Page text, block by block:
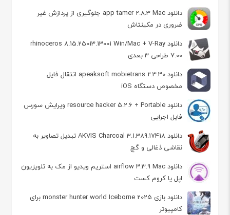
دانلود app tamer 2.8.3 Mac جلوگیری از پردازش‌ غیر
ضروری در مکینتاش
دانلود rhinoceros 8.15.25013.13001 Win/Mac + V-Ray
7.00 طراحی 3 بعدی
دانلود apeaksoft mobietrans 2.3.30 انتقال فایل
مخصوص دستگاه‌ iOS
دانلود resource hacker 5.2.6 + Portable ویرایش سورس
فایل اجرایی
دانلود AKVIS Charcoal 3.1.389.17418 تبدیل تصاویر به
نقاشی ذغالی و گچ
دانلود airflow 3.3.9 Mac استریم ویدیو از مک به تلویزیون
اپل یا کروم‌ کست
دانلود بازی 2025 monster hunter world Iceborne برای
کامپیوتر